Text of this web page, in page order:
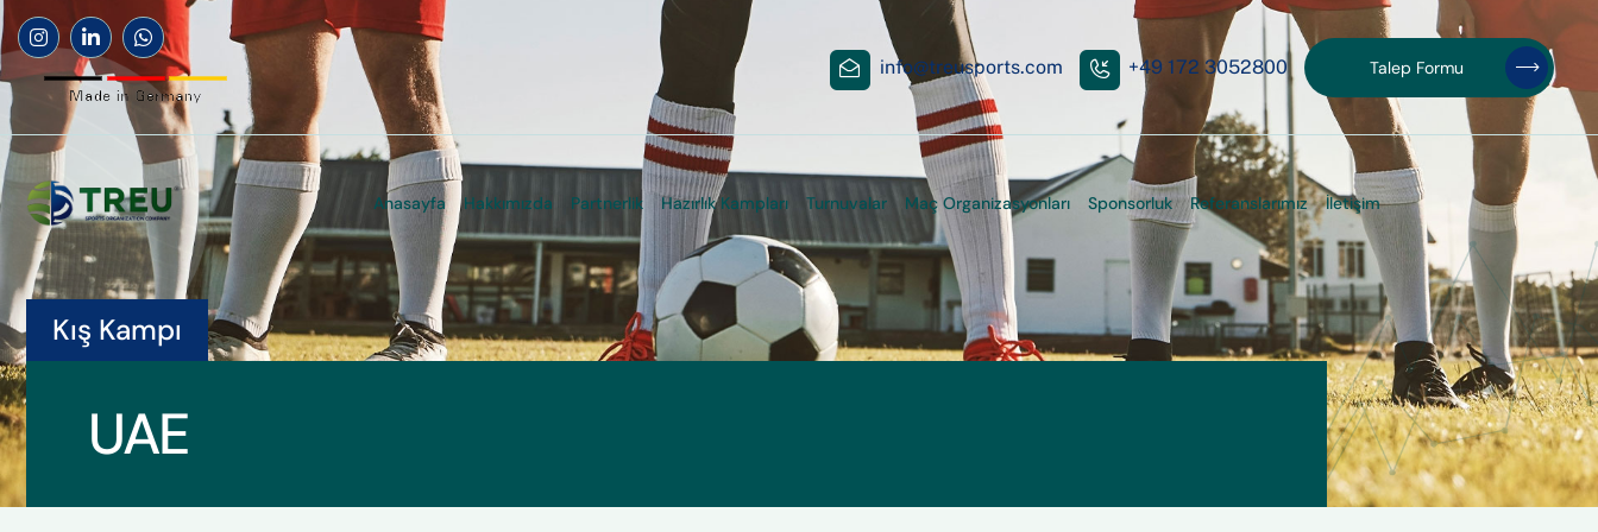
info@treusports.com +49 172 3052800 Talep Formu
Talep Formu
Anasayfa Hakkımızda Partnerlik Hazırlık Kampları Turnuvalar Maç Organizasyonları Sponsorluk Referanslarımız İletişim
Kış Kampı
UAE